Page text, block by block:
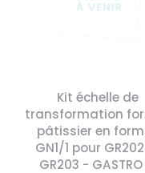
Kit échelle de
transformation
pâtissier en
GN1/1 pour
GR203 - GASTRO